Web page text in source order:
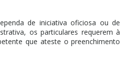
de iniciativa oficiosa ou de
os particulares requerem à
que ateste o preenchimento